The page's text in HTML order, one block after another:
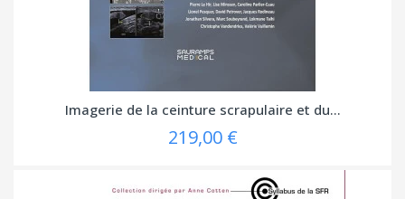
Imagerie de la ceinture scrapulaire et du...
219,00 €